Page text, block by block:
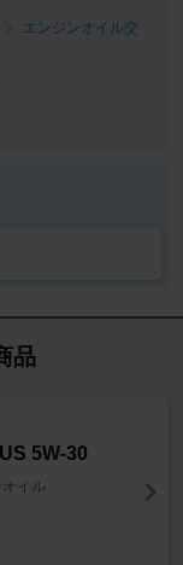
エンジンオイル交
品
5W-30
イル